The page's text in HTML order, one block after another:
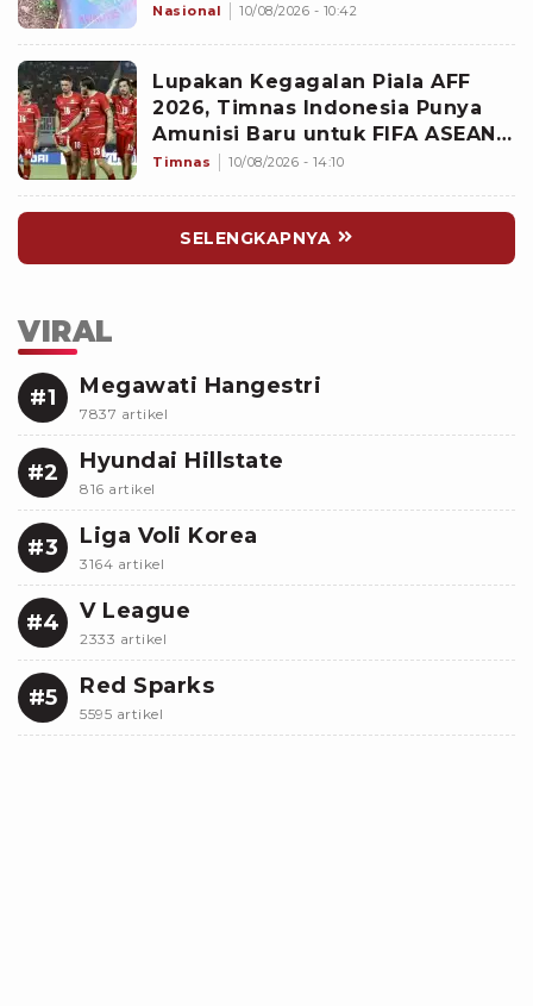
Nasional 10/08/2026 - 10:42
Lupakan Kegagalan Piala AFF
2026, Timnas Indonesia Punya
Amunisi Baru untuk FIFA ASEAN
Cup, Siapa?
Timnas 10/08/2026 - 14:10
SELENGKAPNYA
VIRAL
#1 Megawati Hangestri
7837 artikel
#2 Hyundai Hillstate
816 artikel
#3 Liga Voli Korea
3164 artikel
#4 V League
2333 artikel
#5 Red Sparks
5595 artikel